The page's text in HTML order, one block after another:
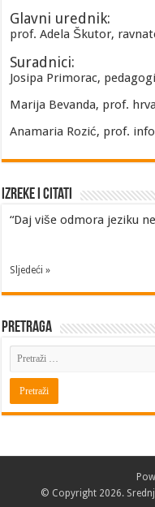
Glavni urednik:
prof. Adela Škutor,
Suradnici:
Josipa Primorac,
Marija Bevanda, prof.
Anamaria Rozić, prof.
Izreke i Citati
“Daj više odmora jeziku
Sljedeći »
Pretraga
© Copyright 2026.